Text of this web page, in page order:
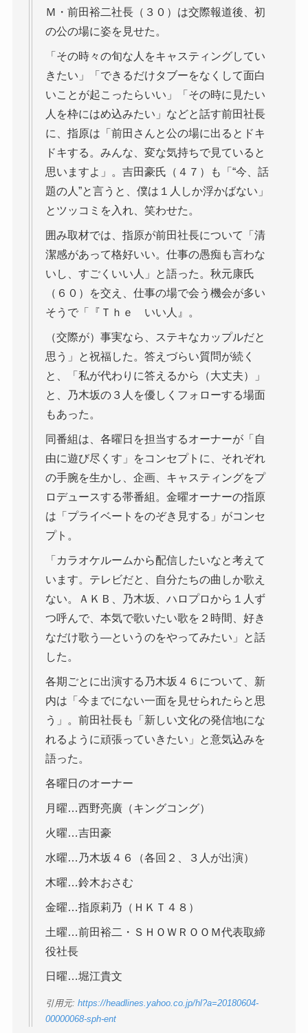
Ｍ・前田裕二社長（３０）は交際報道後、初
の公の場に姿を見せた。
「その時々の旬な人をキャスティングしてい
きたい」「できるだけタブーをなくして面白
いことが起こったらいい」「その時に見たい
人を枠にはめ込みたい」などと話す前田社長
に、指原は「前田さんと公の場に出るとドキ
ドキする。みんな、変な気持ちで見ていると
思いますよ」。吉田豪氏（４７）も「“今、話
題の人”と言うと、僕は１人しか浮かばない」
とツッコミを入れ、笑わせた。
囲み取材では、指原が前田社長について「清
潔感があって格好いい。仕事の愚痴も言わな
いし、すごくいい人」と語った。秋元康氏
（６０）を交え、仕事の場で会う機会が多い
そうで「『Ｔｈｅ いい人』。
（交際が）事実なら、ステキなカップルだと
思う」と祝福した。答えづらい質問が続く
と、「私が代わりに答えるから（大丈夫）」
と、乃木坂の３人を優しくフォローする場面
もあった。
同番組は、各曜日を担当するオーナーが「自
由に遊び尽くす」をコンセプトに、それぞれ
の手腕を生かし、企画、キャスティングをプ
ロデュースする帯番組。金曜オーナーの指原
は「プライベートをのぞき見する」がコンセ
プト。
「カラオケルームから配信したいなと考えて
います。テレビだと、自分たちの曲しか歌え
ない。ＡＫＢ、乃木坂、ハロプロから１人ず
つ呼んで、本気で歌いたい歌を２時間、好き
なだけ歌う―というのをやってみたい」と話
した。
各期ごとに出演する乃木坂４６について、新
内は「今までにない一面を見せられたらと思
う」。前田社長も「新しい文化の発信地にな
れるように頑張っていきたい」と意気込みを
語った。
各曜日のオーナー
月曜…西野亮廣（キングコング）
火曜…吉田豪
水曜…乃木坂４６（各回２、３人が出演）
木曜…鈴木おさむ
金曜…指原莉乃（ＨＫＴ４８）
土曜…前田裕二・ＳＨＯＷＲＯＯＭ代表取締
役社長
日曜…堀江貴文
引用元: https://headlines.yahoo.co.jp/hl?a=20180604-
00000068-sph-ent